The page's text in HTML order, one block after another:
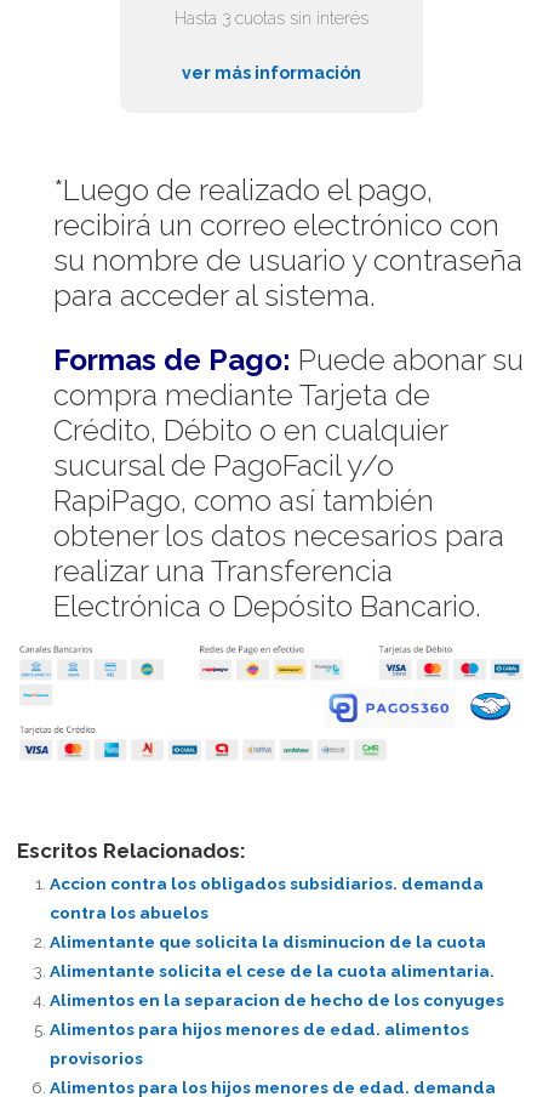
Hasta 3 cuotas sin interés
ver más información
*Luego de realizado el pago,
recibirá un correo electrónico con
su nombre de usuario y contraseña
para acceder al sistema.
Formas de Pago: Puede abonar su
compra mediante Tarjeta de
Crédito, Débito o en cualquier
sucursal de PagoFacil y/o
RapiPago, como así también
obtener los datos necesarios para
realizar una Transferencia
Electrónica o Depósito Bancario.
Escritos Relacionados:
Accion contra los obligados subsidiarios. demanda
contra los abuelos
Alimentante que solicita la disminucion de la cuota
Alimentante solicita el cese de la cuota alimentaria.
Alimentos en la separacion de hecho de los conyuges
Alimentos para hijos menores de edad. alimentos
provisorios
Alimentos para los hijos menores de edad. demanda